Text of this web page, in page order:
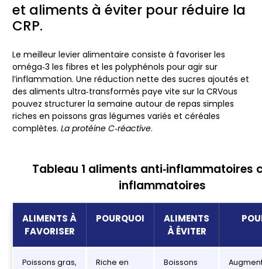
et aliments à éviter pour réduire la
CRP.
Le meilleur levier alimentaire consiste à favoriser les
oméga‑3 les fibres et les polyphénols pour agir sur
l’inflammation. Une réduction nette des sucres ajoutés et
des aliments ultra‑transformés paye vite sur la CRVous
pouvez structurer la semaine autour de repas simples
riches en poissons gras légumes variés et céréales
complètes. La protéine C‑réactive.
Tableau 1 aliments anti‑inflammatoires
inflammatoires
ALIMENTS À
FAVORISER
POURQUOI
ALIMENTS
À ÉVITER
Poissons gras,
Riche en
Boissons